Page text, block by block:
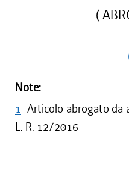
(
Note:
1 Articolo abrogato da
L. R. 12/2016